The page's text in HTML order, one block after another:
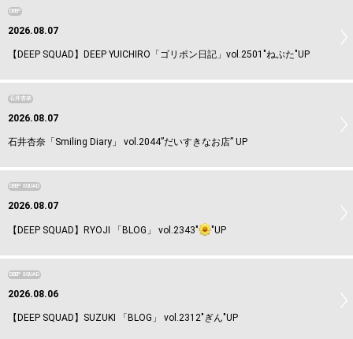
DEEP
2026.08.07
【DEEP SQUAD】DEEP YUICHIRO「ゴリポン日記」vol.2501"ねぷた"UP
石井杏奈
2026.08.07
石井杏奈「Smiling Diary」 vol.2044”だいすきなお店” UP
DEEP SQUAD
2026.08.07
【DEEP SQUAD】RYOJI 「BLOG」 vol.2343" "UP
DEEP SQUAD
2026.08.06
【DEEP SQUAD】SUZUKI 「BLOG」 vol.2312"ぎん"UP